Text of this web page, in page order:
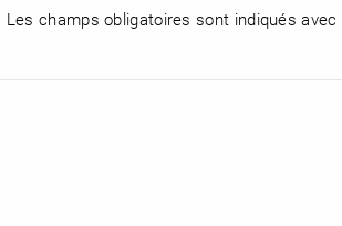
Les champs obligatoires sont indiqués avec